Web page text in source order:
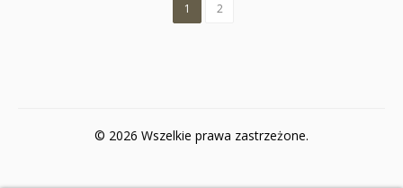
1 2
© 2026 Wszelkie prawa zastrzeżone.